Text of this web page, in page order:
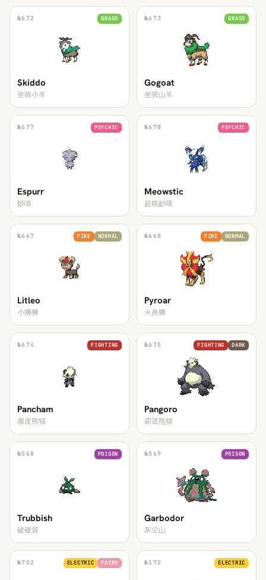
№672 GRASS
Skiddo
坐骑小羊
№673 GRASS
Gogoat
坐骑山羊
№677 PSYCHIC
Espurr
妙喵
№678 PSYCHIC
Meowstic
超能妙喵
№667 FIRE NORMAL
Litleo
小狮狮
№668 FIRE NORMAL
Pyroar
火炎狮
№674 FIGHTING
Pancham
顽皮熊猫
№675 FIGHTING DARK
Pangoro
霸道熊猫
№568 POISON
Trubbish
破破袋
№569 POISON
Garbodor
灰尘山
№702 ELECTRIC FAIRY №172 ELECTRIC